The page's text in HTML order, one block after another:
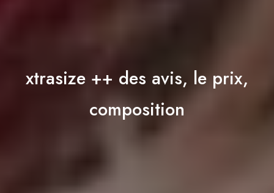
xtrasize ++ des avis, le prix,
composition